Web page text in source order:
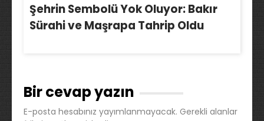
Şehrin Sembolü Yok Oluyor: Bakır
Sürahi ve Maşrapa Tahrip Oldu
Bir cevap yazın
E-posta hesabınız yayımlanmayacak. Gerekli alanlar